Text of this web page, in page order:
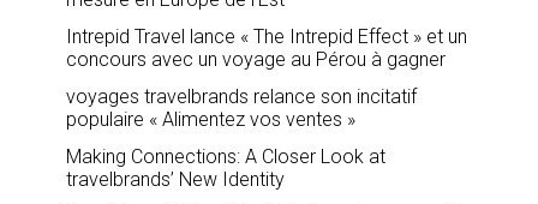
Intrepid Travel lance « The Intrepid Effect » et un
concours avec un voyage au Pérou à gagner
voyages travelbrands relance son incitatif
populaire « Alimentez vos ventes »
Making Connections: A Closer Look at
travelbrands’ New Identity